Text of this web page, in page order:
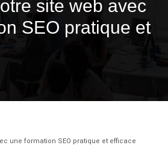
site web avec
SEO pratique et
une formation SEO pratique et efficace